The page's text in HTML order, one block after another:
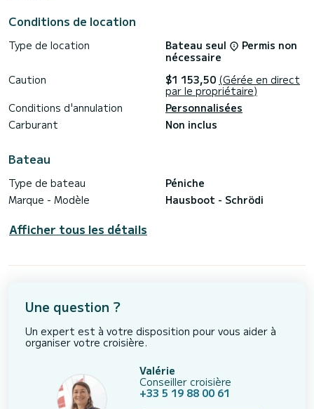
Conditions de location
Type de location Bateau seul
Permis non
nécessaire
Caution
$1 153,50 (Gérée en direct
par le propriétaire)
Conditions d'annulation
Personnalisées
Carburant
Non inclus
Bateau
Type de bateau
Péniche
Marque - Modèle
Hausboot - Schrödi
Afficher tous les détails
Une question ?
Un expert est à votre disposition pour vous aider à
organiser votre croisière.
Valérie
Conseiller croisière
+33 5 19 88 00 61